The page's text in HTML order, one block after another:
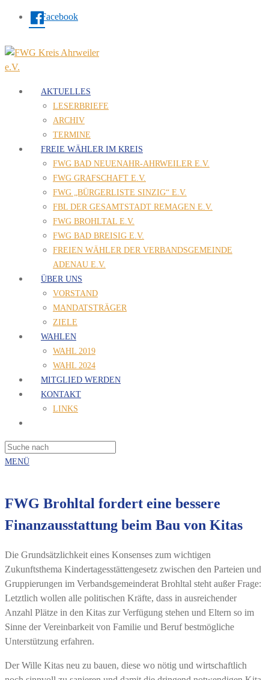
Facebook
AKTUELLES
LESERBRIEFE
ARCHIV
TERMINE
FREIE WÄHLER IM KREIS
FWG BAD NEUENAHR-AHRWEILER E.V.
FWG GRAFSCHAFT E.V.
FWG „BÜRGERLISTE SINZIG“ E.V.
FBL DER GESAMTSTADT REMAGEN E.V.
FWG BROHLTAL E.V.
FWG BAD BREISIG E.V.
FREIEN WÄHLER DER VERBANDSGEMEINDE
ADENAU E.V.
ÜBER UNS
VORSTAND
MANDATSTRÄGER
ZIELE
WAHLEN
WAHL 2019
WAHL 2024
MITGLIED WERDEN
KONTAKT
LINKS
MENÜ
FWG Brohltal fordert eine bessere
Finanzausstattung beim Bau von Kitas
Die Grundsätzlichkeit eines Konsenses zum wichtigen
Zukunftsthema Kindertagesstättengesetz zwischen den Parteien und
Gruppierungen im Verbandsgemeinderat Brohltal steht außer Frage:
Letztlich wollen alle politischen Kräfte, dass in ausreichender
Anzahl Plätze in den Kitas zur Verfügung stehen und Eltern so im
Sinne der Vereinbarkeit von Familie und Beruf bestmögliche
Unterstützung erfahren.
Der Wille Kitas neu zu bauen, diese wo nötig und wirtschaftlich